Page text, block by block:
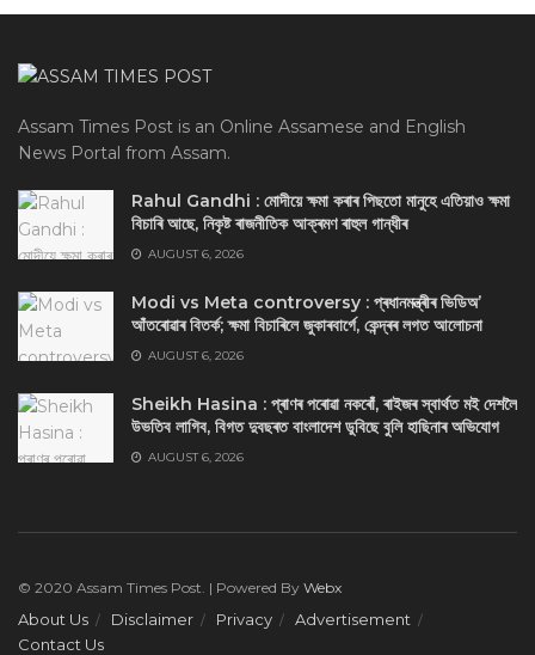
Assam Times Post is an Online Assamese and English
News Portal from Assam.
Rahul Gandhi : মোদীয়ে ক্ষমা কৰাৰ পিছতো মানুহে এতিয়াও ক্ষমা
বিচাৰি আছে, নিকৃষ্ট ৰাজনীতিক আক্ৰমণ ৰাহুল গান্ধীৰ
AUGUST 6, 2026
Modi vs Meta controversy : প্ৰধানমন্ত্ৰীৰ ভিডিঅ’
আঁতৰোৱাৰ বিতৰ্ক; ক্ষমা বিচাৰিলে জুকাৰবাৰ্গে, কেন্দ্ৰৰ লগত আলোচনা
AUGUST 6, 2026
Sheikh Hasina : প্ৰাণৰ পৰোৱা নকৰোঁ, ৰাইজৰ স্বাৰ্থত মই দেশলৈ
উভতিব লাগিব, বিগত দুবছৰত বাংলাদেশ ডুবিছে বুলি হাছিনাৰ অভিযোগ
AUGUST 6, 2026
© 2020 Assam Times Post. | Powered By Webx
About Us Disclaimer Privacy
Advertisement
Contact Us